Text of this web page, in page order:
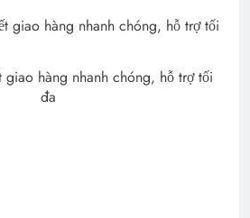
giao hàng nhanh chóng, hỗ trợ tối
đa